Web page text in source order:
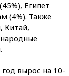
Египет
(4%). Также
Китай,
вырос на 10-